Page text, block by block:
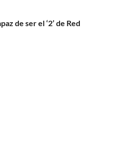
de ser el ‘2’ de Red